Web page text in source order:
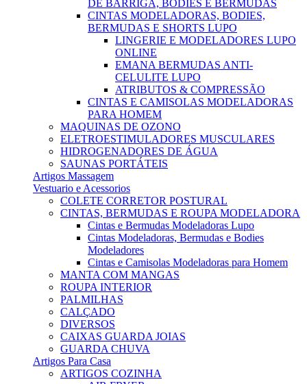
DE BARRIGA, BODIES E BERMUDAS
CINTAS MODELADORAS, BODIES,
BERMUDAS E SHORTS LUPO
LINGERIE E MODELADORES LUPO
ONLINE
EMANA BERMUDAS ANTI-
CELULITE LUPO
ATRIBUTOS & COMPRESSÃO
CINTAS E CAMISOLAS MODELADORAS
PARA HOMEM
MAQUINAS DE OZONO
ELETROESTIMULADORES MUSCULARES
HIDROGENADORES DE ÁGUA
SAUNAS PORTÁTEIS
Artigos Massagem
Vestuario e Acessorios
COLETE CORRETOR POSTURAL
CINTAS, BERMUDAS E ROUPA MODELADORA
Cintas e Bermudas Modeladoras Lupo
Cintas Modeladoras, Bermudas e Bodies
Modeladores
Cintas e Camisolas Modeladoras para Homem
MANTA COM MANGAS
ROUPA INTERIOR
PALMILHAS
CALÇADO
DIVERSOS
CAIXAS GUARDA JOIAS
GUARDA CHUVA
Artigos Para Casa
ARTIGOS COZINHA